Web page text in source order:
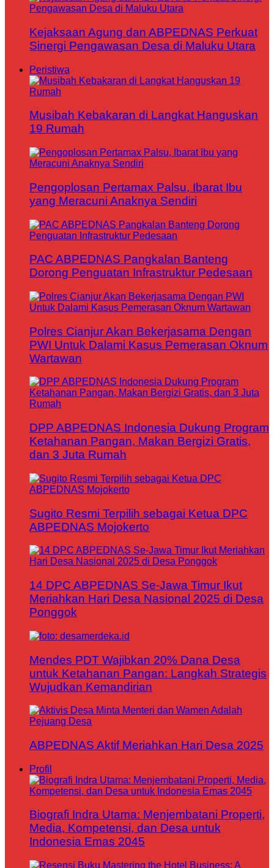
Kejaksaan Agung dan ABPEDNAS Perkuat
Sinergi Pengawasan Desa di Maluku Utara
Peristiwa
Musibah Kebakaran di Langkat Hanguskan
19 Rumah
Pengoplosan Pertamax Palsu, Ibarat Ibu
yang Meracuni Anaknya Sendiri
PAC ABPEDNAS Pangkalan Banteng
Dorong Penguatan Infrastruktur Pedesaan
Polres Cianjur Akan Bekerjasama Dengan
PWI Untuk Dalami Kasus Pemerasan Oknum
Wartawan
DPP ABPEDNAS Indonesia Dukung Program
Ketahanan Pangan, Makan Bergizi Gratis,
dan 3 Juta Rumah
Sugito Resmi Terpilih sebagai Ketua DPC
ABPEDNAS Mojokerto
14 DPC ABPEDNAS Se-Jawa Timur Ikut
Meriahkan Hari Desa Nasional 2025 di Desa
Ponggok
Mendes PDT Wajibkan 20% Dana Desa
untuk Ketahanan Pangan: Langkah Strategis
Wujudkan Kemandirian
ABPEDNAS Aktif Meriahkan Hari Desa 2025
Profil
Biografi Indra Utama: Menjembatani Properti,
Media, Kompetensi, dan Desa untuk
Indonesia Emas 2045